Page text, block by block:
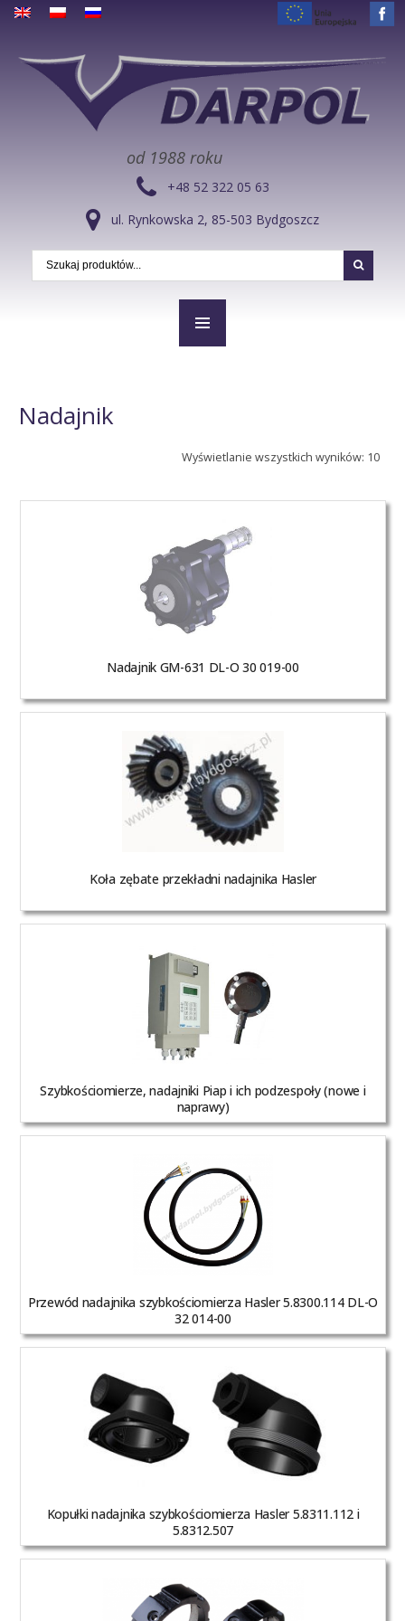
od 1988 roku
+48 52 322 05 63
ul. Rynkowska 2, 85-503 Bydgoszcz
Nadajnik
Wyświetlanie wszystkich wyników: 10
Nadajnik GM-631 DL-O 30 019-00
Koła zębate przekładni nadajnika Hasler
Szybkościomierze, nadajniki Piap i ich podzespoły (nowe i
naprawy)
Przewód nadajnika szybkościomierza Hasler 5.8300.114 DL-O
32 014-00
Kopułki nadajnika szybkościomierza Hasler 5.8311.112 i
5.8312.507